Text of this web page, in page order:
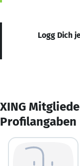
Logg Dich
XING
Profilangaben